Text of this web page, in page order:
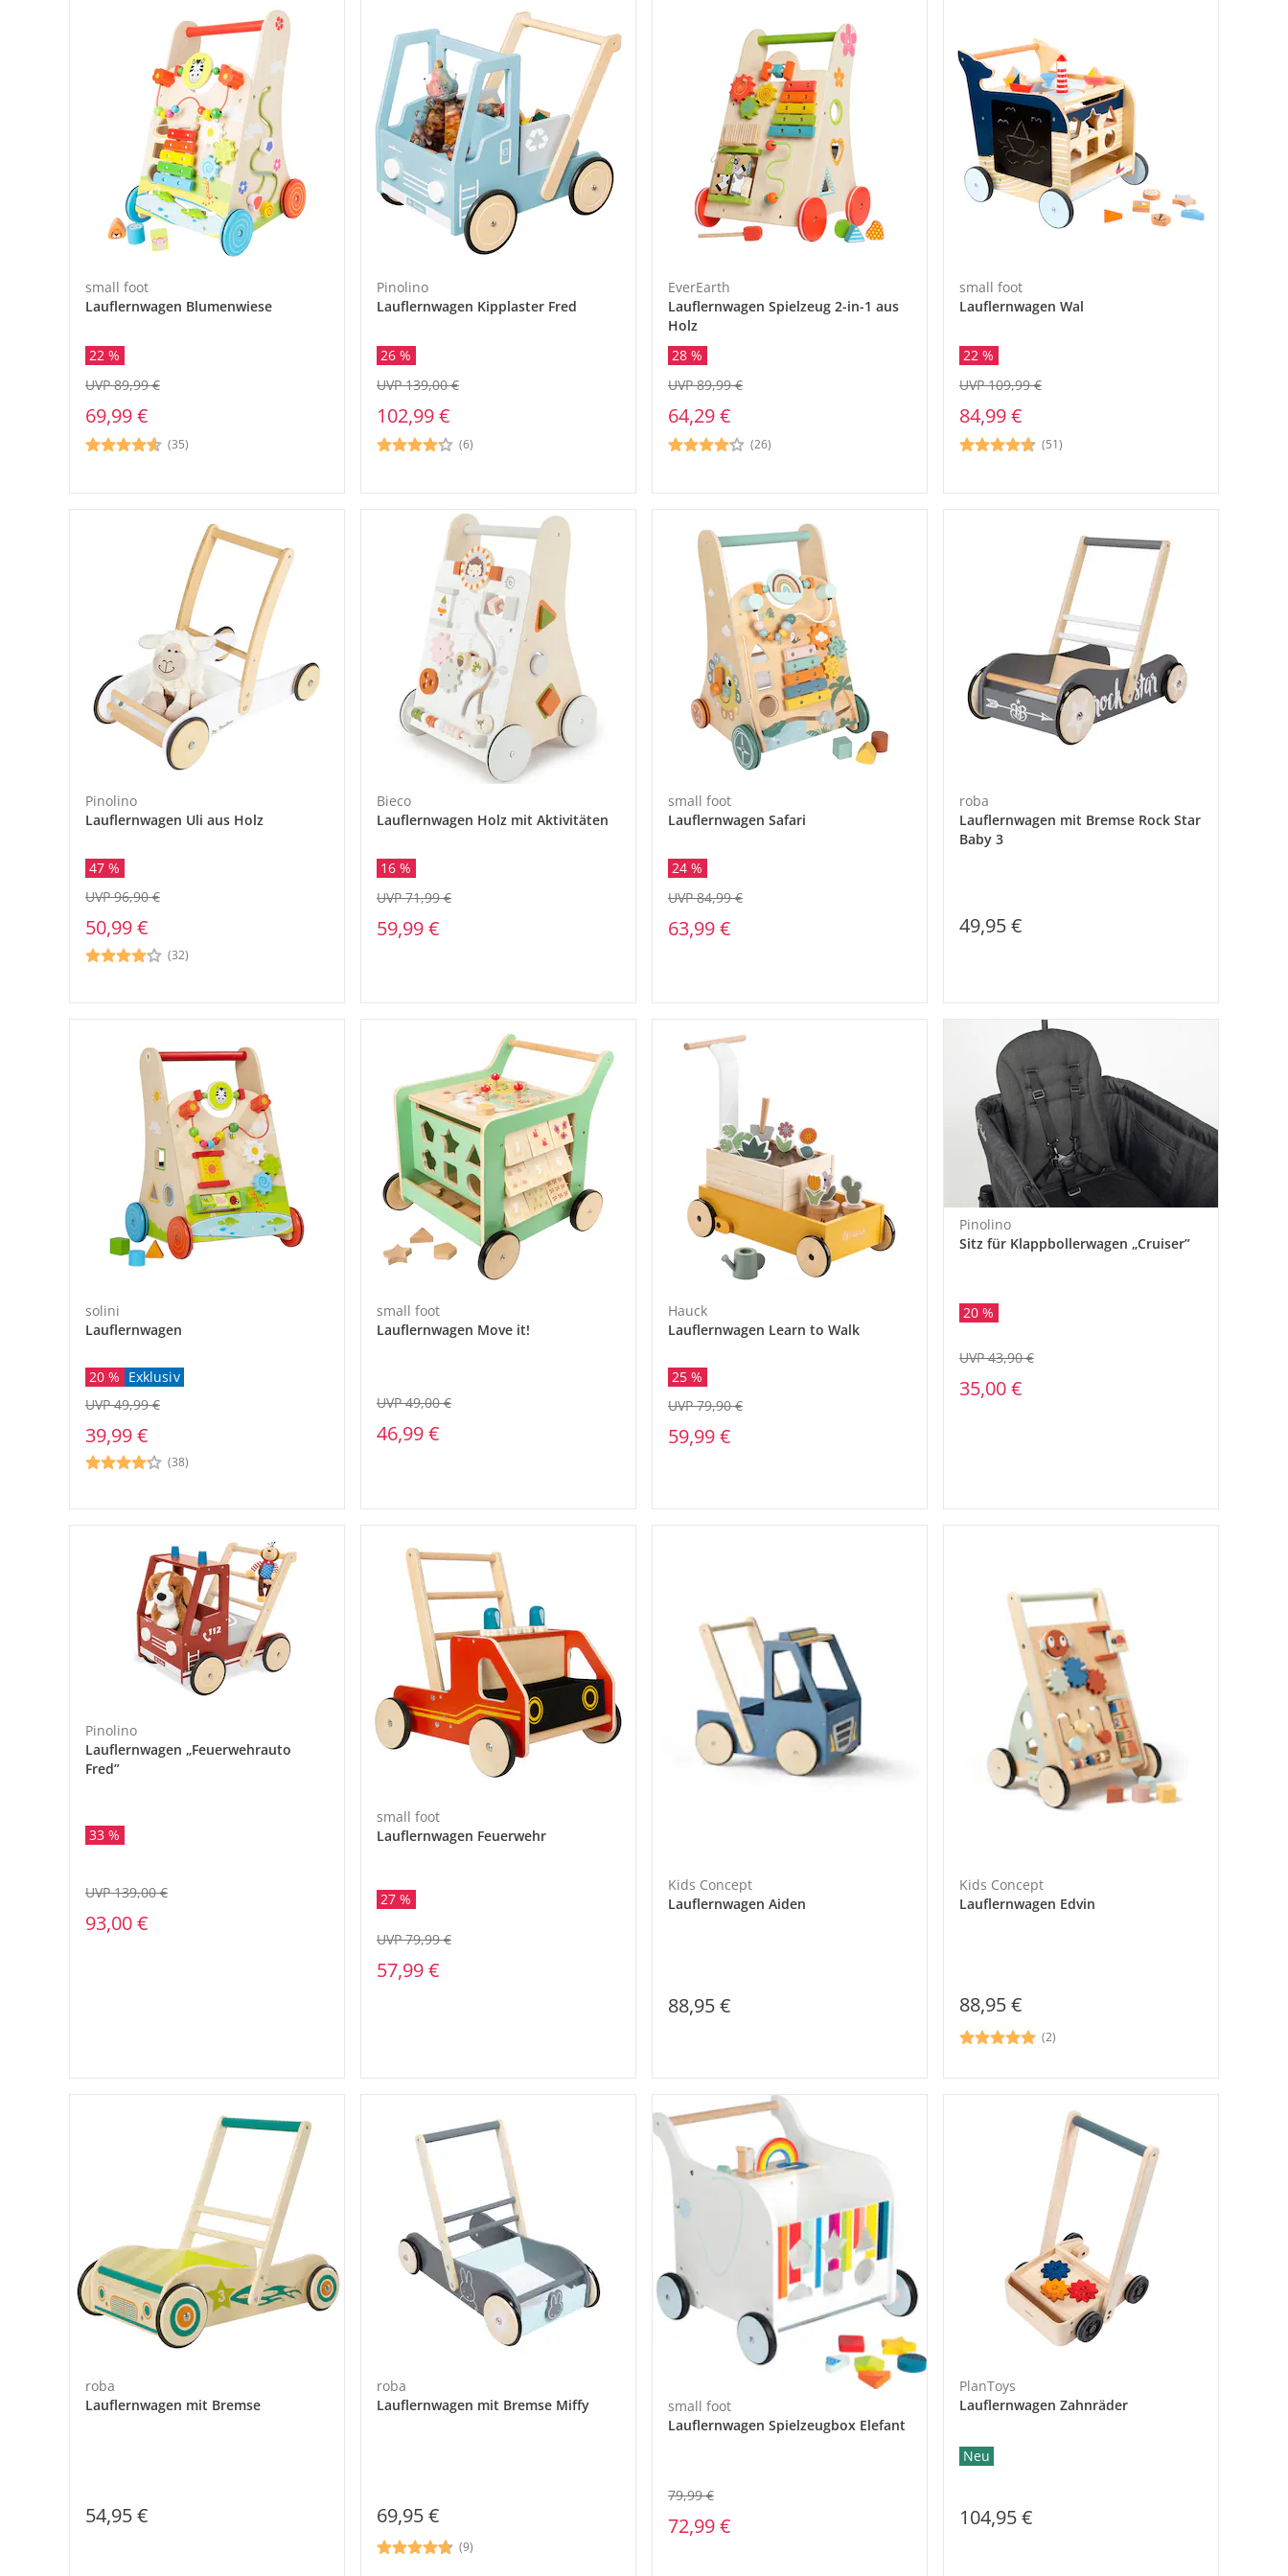
small foot
Lauflernwagen Blumenwiese
22 %
69,99 €
UVP 89,99 €
(35)
Pinolino
Lauflernwagen Kipplaster Fred
26 %
102,99 €
UVP 139,00 €
(6)
EverEarth
Lauflernwagen Spielzeug 2-in-1 aus
Holz
28 %
64,29 €
UVP 89,99 €
(26)
small foot
Lauflernwagen Wal
22 %
84,99 €
UVP 109,99 €
(51)
Pinolino
Lauflernwagen Uli aus Holz
47 %
50,99 €
UVP 96,90 €
(32)
Bieco
Lauflernwagen Holz mit Aktivitäten
16 %
59,99 €
UVP 71,99 €
small foot
Lauflernwagen Safari
24 %
63,99 €
UVP 84,99 €
roba
Lauflernwagen mit Bremse Rock Star
Baby 3
49,95 €
solini
Lauflernwagen
20 % Exklusiv
39,99 €
UVP 49,99 €
(38)
small foot
Lauflernwagen Move it!
46,99 €
UVP 49,00 €
Hauck
Lauflernwagen Learn to Walk
25 %
59,99 €
UVP 79,90 €
Pinolino
Sitz für Klappbollerwagen „Cruiser”
20 %
35,00 €
UVP 43,90 €
Pinolino
Lauflernwagen „Feuerwehrauto
Fred”
33 %
93,00 €
UVP 139,00 €
small foot
Lauflernwagen Feuerwehr
27 %
57,99 €
UVP 79,99 €
Kids Concept
Lauflernwagen Aiden
88,95 €
Kids Concept
Lauflernwagen Edvin
88,95 €
(2)
roba
Lauflernwagen mit Bremse
54,95 €
roba
Lauflernwagen mit Bremse Miffy
69,95 €
(9)
small foot
Lauflernwagen Spielzeugbox Elefant
79,99 €
72,99 €
PlanToys
Lauflernwagen Zahnräder
Neu
104,95 €